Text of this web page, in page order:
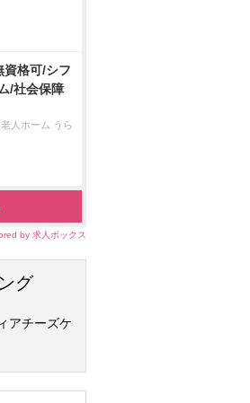
資格可/シフ
/社会保障
人ホーム うら
by 求人ボックス
グ
アチーズケ